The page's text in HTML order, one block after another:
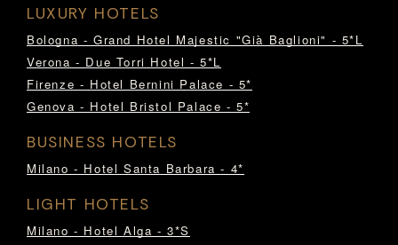
LUXURY HOTELS
Bologna - Grand Hotel Majestic "Già Baglioni" - 5*L
Verona - Due Torri Hotel - 5*L
Firenze - Hotel Bernini Palace - 5*
Genova - Hotel Bristol Palace - 5*
BUSINESS HOTELS
Milano - Hotel Santa Barbara - 4*
LIGHT HOTELS
Milano - Hotel Alga - 3*S